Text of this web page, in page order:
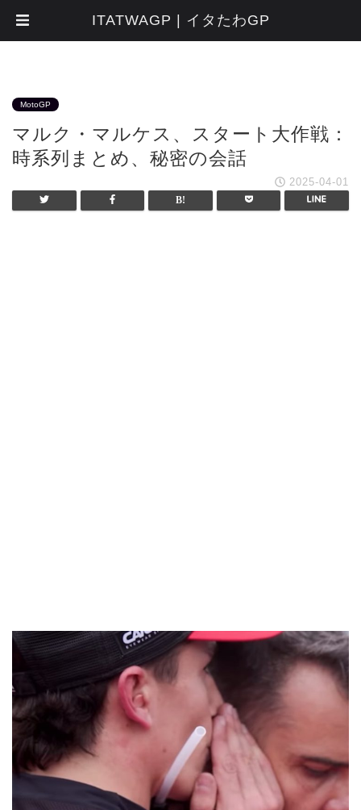
MotoGP
マルク・マルケス、スタート大作戦：
時系列まとめ、秘密の会話
2025-04-01
ITATWAGP | イタたわGP